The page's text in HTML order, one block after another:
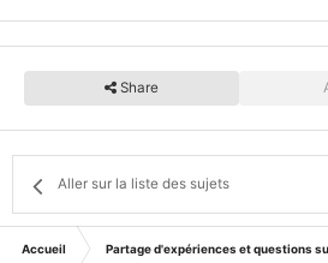
Share
Aller sur la liste des sujets
Accueil Partage d'expériences et questions